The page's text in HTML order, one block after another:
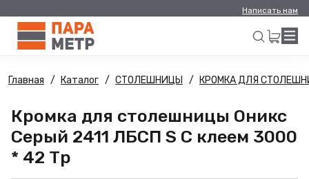
Написать нам
Искать
Главная Каталог СТОЛЕШНИЦЫ КРОМКА ДЛЯ
Кромка для столешницы Оникс
Серый 2411 ЛБСП S С клеем 3000
* 42 Тр